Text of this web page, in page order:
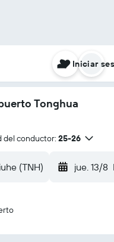
Iniciar
Tonghua
del conductor: 25-26
(TNH) jue. 13/8